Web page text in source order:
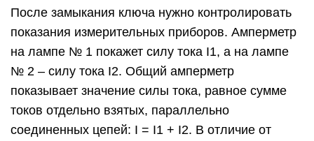
После замыкания ключа нужно контролировать
показания измерительных приборов. Амперметр
на лампе № 1 покажет силу тока I1, а на лампе
№ 2 – силу тока I2. Общий амперметр
показывает значение силы тока, равное сумме
токов отдельно взятых, параллельно
соединенных цепей: I = I1 + I2. В отличие от